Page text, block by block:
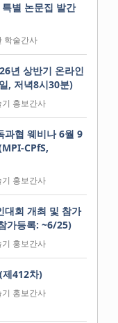
별 논문집 발간
학술간사
년 상반기 온라인
, 저녁8시30분)
기 홍보간사
협 웨비나 6월 9
CPfS,
기 홍보간사
대회 개최 및 참가
가등록: ~6/25)
기 홍보간사
제412차)
기 홍보간사